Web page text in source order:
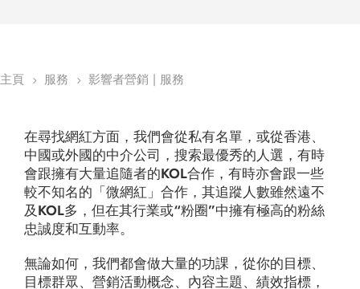
主頁 5 服務 5 影響者營銷 | 服務
在尋找網紅方面，我們會從私有名單，或從香港、
中國或外國的中介公司，搜索最優秀的人選，有時
會跟擁有大量追隨者的KOL合作，有時亦會跟一些
較不知名的「微網紅」合作，其追蹤人數雖然遠不
及KOL多，但在其行業或“粉圈”中擁有極高的粉絲
忠誠度和互動率。
無論如何，我們都會做大量的功課，從你的目標、
目標群眾、營銷活動概念、內容主題、績效指標，